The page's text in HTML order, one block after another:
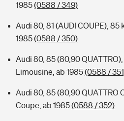
1985(0588 / 349)
Audi 80, 81 (AUDI COUPE), 85
1985(0588 / 350)
Audi 80, 85 (80,90 QUATTRO),
Limousine, ab 1985(0588 /
Audi 80, 85 (80,90 QUATTRO
Coupe, ab 1985(0588 / 352)